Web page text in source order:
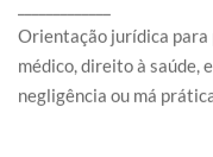
Orientação jurídica para
médico, direito à saúde,
negligência ou má
erro médico,
indenizatórias por